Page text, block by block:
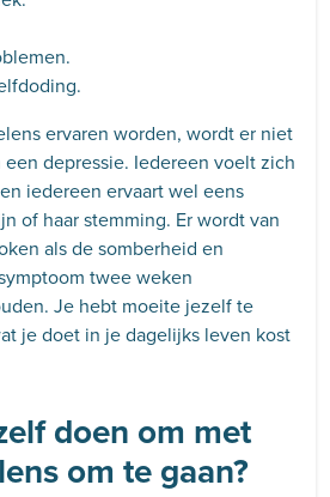
ervaren worden, wordt er niet
depressie. Iedereen voelt zich
iedereen ervaart wel eens
of haar stemming. Er wordt van
als de somberheid en
twee weken
Je hebt moeite jezelf te
je doet in je dagelijks leven kost
doen om met
om te gaan?